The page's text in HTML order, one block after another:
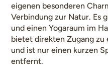
eigenen besonderen
Verbindung zur Natur. Es
und einen Yogaraum im
bietet direkten Zugang zu
und ist nur einen kurzen
entfernt.